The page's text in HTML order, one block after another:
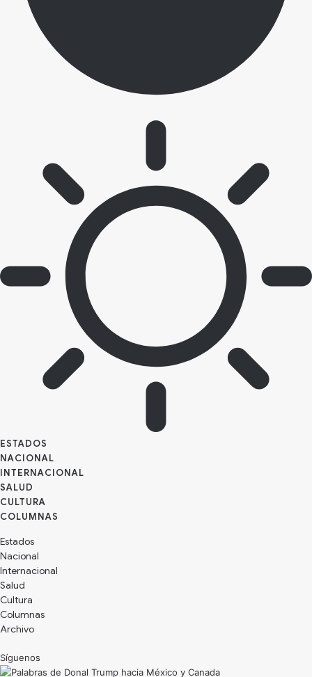
ESTADOS
NACIONAL
INTERNACIONAL
SALUD
CULTURA
Estados
Nacional
Internacional
Salud
Cultura
Archivo
Síguenos